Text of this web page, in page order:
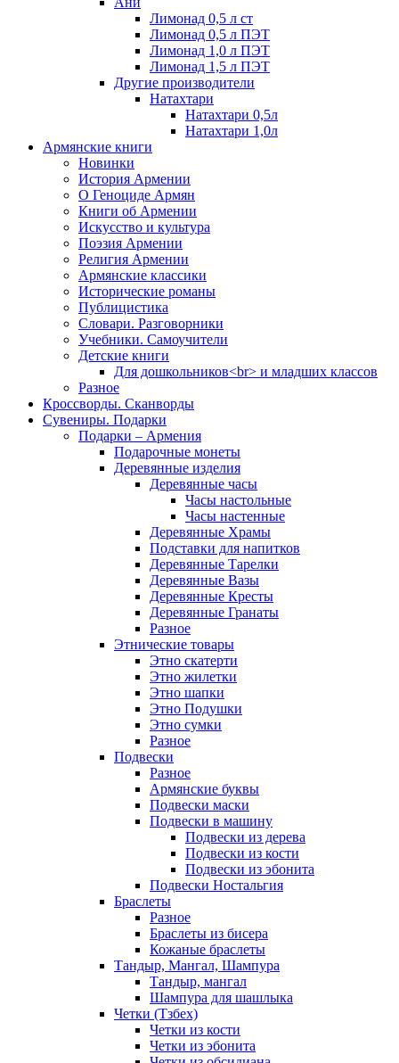
Лимонад 0,5 л ст
Лимонад 0,5 л ПЭТ
Лимонад 1,0 л ПЭТ
Лимонад 1,5 л ПЭТ
Другие производители
Натахтари
Натахтари 0,5л
Натахтари 1,0л
Армянские книги
Новинки
История Армении
О Геноциде Армян
Книги об Армении
Иcкусство и культура
Поэзия Армении
Религия Армении
Армянские классики
Исторические романы
Публицистика
Словари. Разговорники
Учебники. Самоучители
Детские книги
Для дошкольников<br> и младших классов
Разное
Кроссворды. Сканворды
Сувениры. Подарки
Подарки – Армения
Подарочные монеты
Деревянные изделия
Деревянные часы
Часы настольные
Часы настенные
Деревянные Храмы
Подставки для напитков
Деревянные Тарелки
Деревянные Вазы
Деревянные Кресты
Деревянные Гранаты
Разное
Этнические товары
Этно скатерти
Этно жилетки
Этно шапки
Этно Подушки
Этно сумки
Разное
Подвески
Разное
Армянские буквы
Подвески маски
Подвески в машину
Подвески из дерева
Подвески из кости
Подвески из эбонита
Подвески Ностальгия
Браслеты
Разное
Браслеты из бисера
Кожаные браслеты
Тандыр, Мангал, Шампура
Тандыр, мангал
Шампура для шашлыка
Четки (Тзбех)
Четки из кости
Четки из эбонита